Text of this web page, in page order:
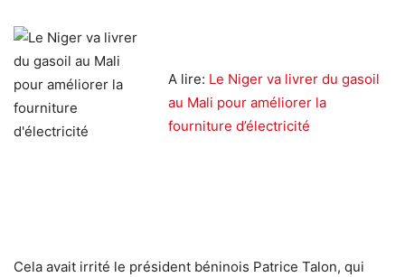
A lire: Le Niger va livrer du gasoil
au Mali pour améliorer la
fourniture d’électricité
Cela avait irrité le président béninois Patrice Talon, qui